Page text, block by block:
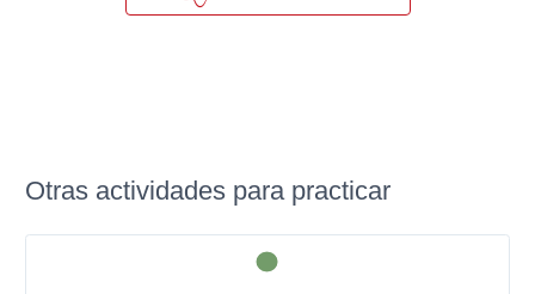
Otras actividades para practicar